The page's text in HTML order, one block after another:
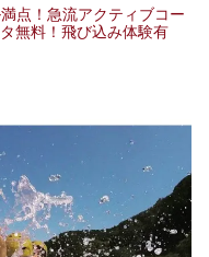
でしょうか。実は現在は「地
瀧日和」として営業を再開し
点！急流アクティブコー
無料！飛び込み体験有